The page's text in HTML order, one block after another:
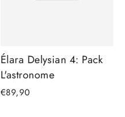
Élara Delysian 4: Pack
L'astronome
€89,90